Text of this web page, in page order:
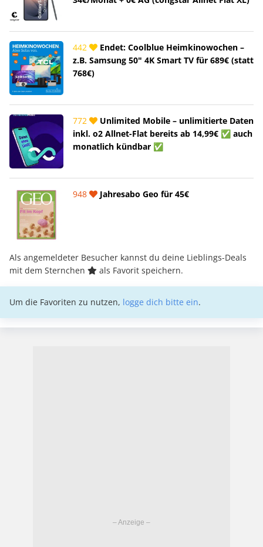
442
Endet: Coolblue Heimkinowochen –
z.B. Samsung 50" 4K Smart TV für 689€ (statt
768€)
772
Unlimited Mobile – unlimitierte Daten
inkl. o2 Allnet-Flat bereits ab 14,99€ ✅ auch
monatlich kündbar ✅
948 Jahresabo Geo für 45€
Als angemeldeter Besucher kannst du deine Lieblings-Deals
mit dem Sternchen
als Favorit speichern.
Um die Favoriten zu nutzen, logge dich bitte ein.